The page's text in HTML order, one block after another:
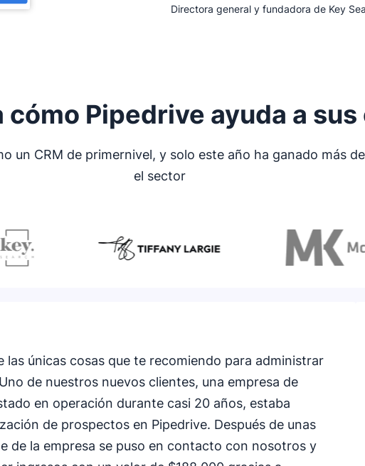
Directora general y fundadora de Key
cómo Pipedrive ayuda a
un CRM de primernivel, y solo este año ha ganado más
el sector
las únicas cosas que te recomiendo para administrar
de nuestros nuevos clientes, una empresa de
en operación durante casi 20 años, estaba
de prospectos en Pipedrive. Después de unas
de la empresa se puso en contacto con nosotros y